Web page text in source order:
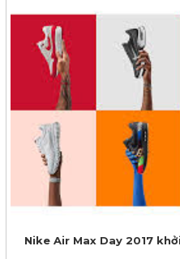
Nike Air Max Day 2017